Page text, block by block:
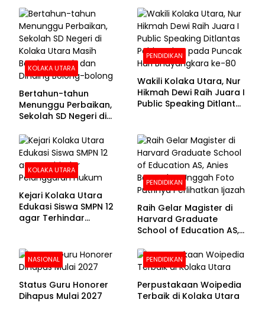
100 Persen
KOLAKA UTARA
Bertahun-tahun
Menunggu Perbaikan,
Sekolah SD Negeri di
Beralas Tanah dan
Dinding Bolong-bolong
PENDIDIKAN
Wakili Kolaka Utara, Nur
Hikmah Dewi Raih Juara I
Public Speaking Ditlantas
Bhayangkara ke-80
KOLAKA UTARA
Kejari Kolaka Utara
Edukasi Siswa SMPN 12
agar Terhindar
PENDIDIKAN
Raih Gelar Magister di
Harvard Graduate
School of Education AS,
Foto Putrinya Perlihatkan
Ijazah
NASIONAL
Status Guru Honorer
Dihapus Mulai 2027
PENDIDIKAN
Perpustakaan Woipedia
Terbaik di Kolaka Utara